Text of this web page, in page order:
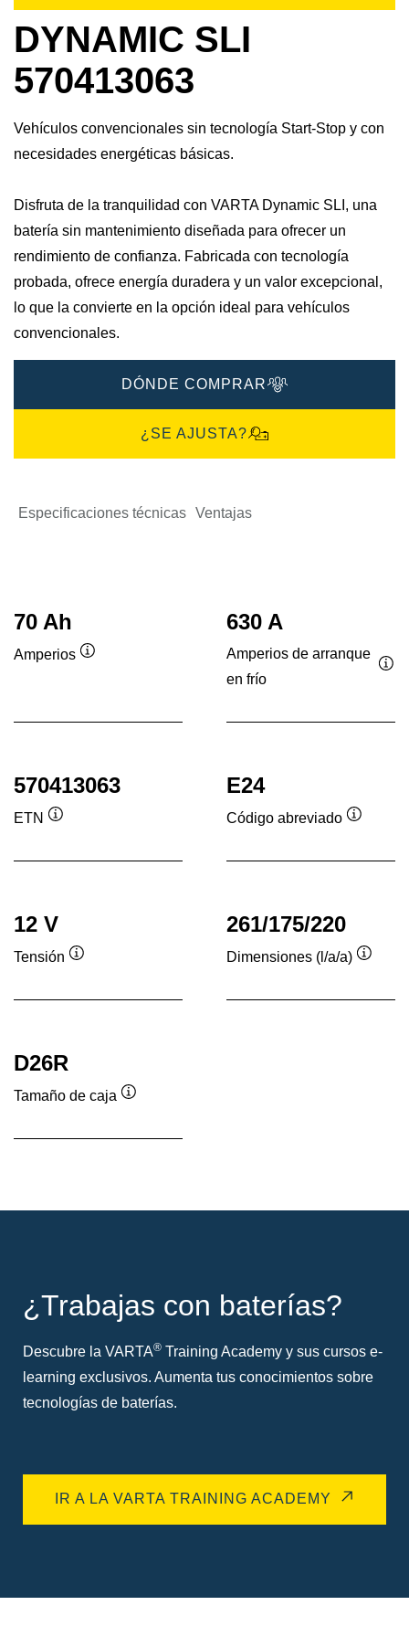
DYNAMIC SLI
570413063
Vehículos convencionales sin tecnología Start-Stop y con
necesidades energéticas básicas.
Disfruta de la tranquilidad con VARTA Dynamic SLI, una
batería sin mantenimiento diseñada para ofrecer un
rendimiento de confianza. Fabricada con tecnología
probada, ofrece energía duradera y un valor excepcional,
lo que la convierte en la opción ideal para vehículos
convencionales.
DÓNDE COMPRAR
¿SE AJUSTA?
Especificaciones técnicas Ventajas
70 Ah
Amperios
630 A
Amperios de arranque
en frío
570413063
ETN
herramientas
E24
Código abreviado
12 V
Tensión
herramientas
261/175/220
Dimensiones (l/a/a)
D26R
Tamaño de caja
herramientas
¿Trabajas con baterías?
Descubre la VARTA® Training Academy y sus cursos e-
learning exclusivos. Aumenta tus conocimientos sobre
tecnologías de baterías.
IR A LA VARTA TRAINING ACADEMY